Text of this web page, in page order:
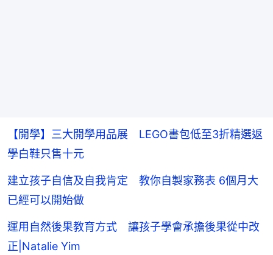
【開學】三大開學用品展 LEGO書包低至3折精選返
學白鞋只售十元
建立孩子自信及自我肯定 教你自製家務表 6個月大
已經可以開始做
運用自然後果教育方式 讓孩子學會承擔後果從中改
正|Natalie Yim